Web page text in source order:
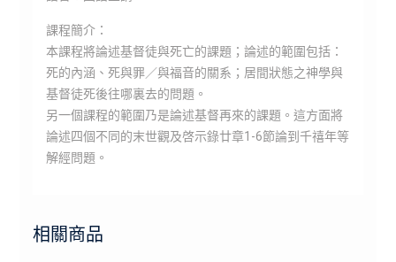
課程簡介：
本課程將論述基督徒與死亡的課題；論述的範圍包括：
死的內涵、死與罪／與福音的關系；居間狀態之神學與
基督徒死後往哪裏去的問題。
另一個課程的範圍乃是論述基督再來的課題。這方面將
論述四個不同的末世觀及啓示錄廿章1-6節論到千禧年等
解經問題。
相關商品